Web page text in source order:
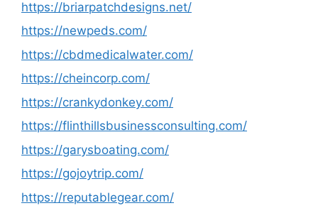
https://briarpatchdesigns.net/
https://newpeds.com/
https://cbdmedicalwater.com/
https://cheincorp.com/
https://crankydonkey.com/
https://flinthillsbusinessconsulting.com/
https://garysboating.com/
https://gojoytrip.com/
https://reputablegear.com/